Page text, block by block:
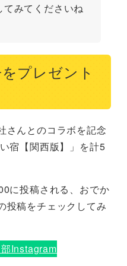
みてくださいね
プレゼント
さんとのコラボを記念
宿【関西版】」を計5
に投稿される、おでか
投稿をチェックしてみ
Instagram